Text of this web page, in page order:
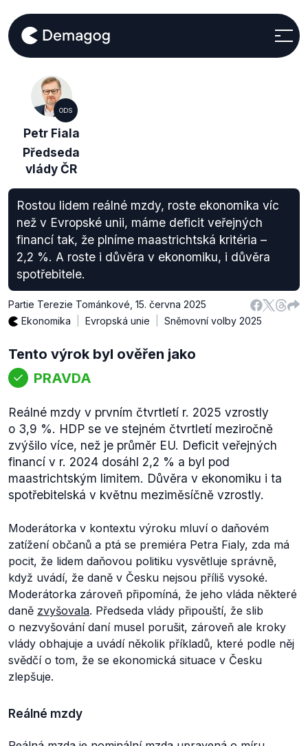
ODS
Petr Fiala
Předseda
vlády ČR
Rostou lidem reálné mzdy, roste ekonomika víc
než v Evropské unii, máme deficit veřejných
financí tak, že plníme maastrichtská kritéria –
2,2 %. A roste i důvěra v ekonomiku, i důvěra
spotřebitele.
Partie Terezie Tománkové 15. června 2025
Ekonomika
Evropská unie Sněmovní volby 2025
Tento výrok byl ověřen jako
PRAVDA
Reálné mzdy v prvním čtvrtletí r. 2025 vzrostly
o 3,9 %. HDP se ve stejném čtvrtletí meziročně
zvýšilo více, než je průměr EU. Deficit veřejných
financí v r. 2024 dosáhl 2,2 % a byl pod
maastrichtským limitem. Důvěra v ekonomiku i ta
spotřebitelská v květnu meziměsíčně vzrostly.
Moderátorka v kontextu výroku mluví o daňovém
zatížení občanů a ptá se premiéra Petra Fialy, zda má
pocit, že lidem daňovou politiku vysvětluje správně,
když uvádí, že daně v Česku nejsou příliš vysoké.
Moderátorka zároveň připomíná, že jeho vláda některé
daně zvyšovala. Předseda vlády připouští, že slib
o nezvyšování daní musel porušit, zároveň ale kroky
vlády obhajuje a uvádí několik příkladů, které podle něj
svědčí o tom, že se ekonomická situace v Česku
zlepšuje.
Reálné mzdy